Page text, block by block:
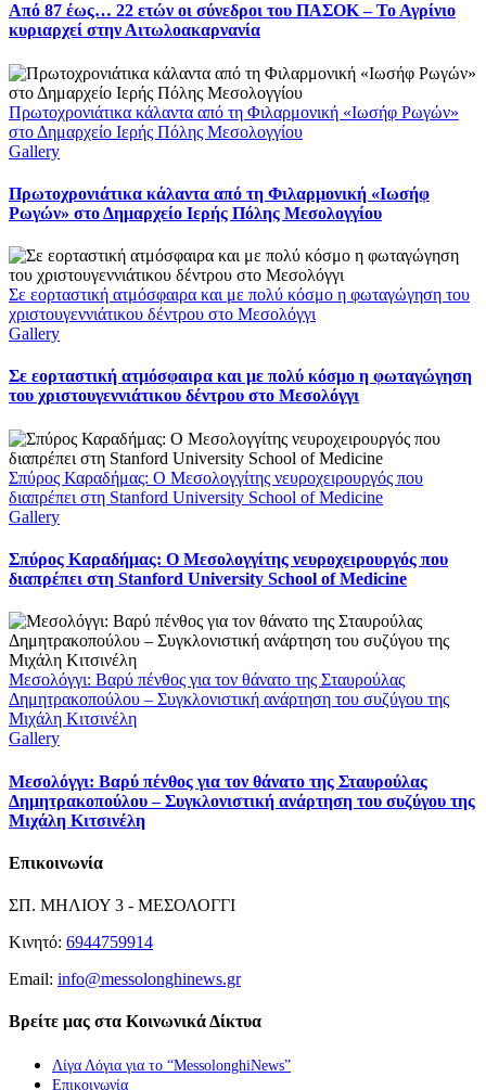
Από 87 έως… 22 ετών οι σύνεδροι του ΠΑΣΟΚ – Το Αγρίνιο
κυριαρχεί στην Αιτωλοακαρνανία
Πρωτοχρονιάτικα κάλαντα από τη Φιλαρμονική «Ιωσήφ Ρωγών»
στο Δημαρχείο Ιερής Πόλης Μεσολογγίου
Gallery
Πρωτοχρονιάτικα κάλαντα από τη Φιλαρμονική «Ιωσήφ
Ρωγών» στο Δημαρχείο Ιερής Πόλης Μεσολογγίου
Σε εορταστική ατμόσφαιρα και με πολύ κόσμο η φωταγώγηση του
χριστουγεννιάτικου δέντρου στο Μεσολόγγι
Gallery
Σε εορταστική ατμόσφαιρα και με πολύ κόσμο η φωταγώγηση
του χριστουγεννιάτικου δέντρου στο Μεσολόγγι
Σπύρος Καραδήμας: Ο Μεσολογγίτης νευροχειρουργός που
διαπρέπει στη Stanford University School of Medicine
Gallery
Σπύρος Καραδήμας: Ο Μεσολογγίτης νευροχειρουργός που
διαπρέπει στη Stanford University School of Medicine
Μεσολόγγι: Βαρύ πένθος για τον θάνατο της Σταυρούλας
Δημητρακοπούλου – Συγκλονιστική ανάρτηση του συζύγου της
Μιχάλη Κιτσινέλη
Gallery
Μεσολόγγι: Βαρύ πένθος για τον θάνατο της Σταυρούλας
Δημητρακοπούλου – Συγκλονιστική ανάρτηση του συζύγου της
Μιχάλη Κιτσινέλη
Επικοινωνία
ΣΠ. ΜΗΛΙΟΥ 3 - ΜΕΣΟΛΟΓΓΙ
Κινητό: 6944759914
Email: info@messolonghinews.gr
Βρείτε μας στα Κοινωνικά Δίκτυα
Λίγα Λόγια για το “MessolonghiNews”
Επικοινωνία